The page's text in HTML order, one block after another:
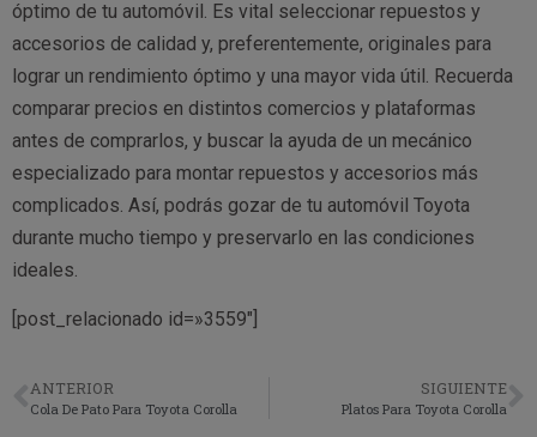
óptimo de tu automóvil. Es vital seleccionar repuestos y
accesorios de calidad y, preferentemente, originales para
lograr un rendimiento óptimo y una mayor vida útil. Recuerda
comparar precios en distintos comercios y plataformas
antes de comprarlos, y buscar la ayuda de un mecánico
especializado para montar repuestos y accesorios más
complicados. Así, podrás gozar de tu automóvil Toyota
durante mucho tiempo y preservarlo en las condiciones
ideales.
[post_relacionado id=»3559″]
ANTERIOR
Cola De Pato Para Toyota Corolla
SIGUIENTE
Platos Para Toyota Corolla